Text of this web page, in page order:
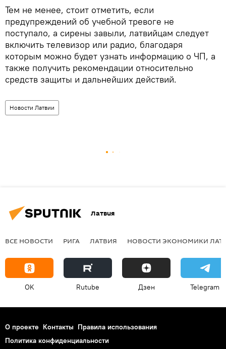
Тем не менее, стоит отметить, если
предупреждений об учебной тревоге не
поступало, а сирены завыли, латвийцам следует
включить телевизор или радио, благодаря
которым можно будет узнать информацию о ЧП, а
также получить рекомендации относительно
средств защиты и дальнейших действий.
Новости Латвии
Латвия
ВСЕ НОВОСТИ РИГА ЛАТВИЯ НОВОСТИ ЭКОНОМИКИ
OK Rutube Дзен Telegram
О проекте Контакты Правила использования
Политика конфиденциальности